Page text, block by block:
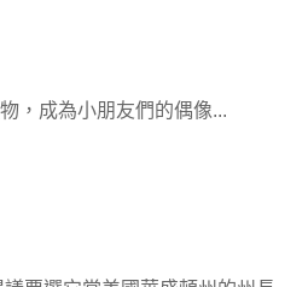
，成為小朋友們的偶像...